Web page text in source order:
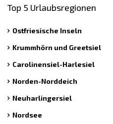
Top 5 Urlaubsregionen
Ostfriesische Inseln
Krummhörn und Greetsiel
Carolinensiel-Harlesiel
Norden-Norddeich
Neuharlingersiel
Nordsee